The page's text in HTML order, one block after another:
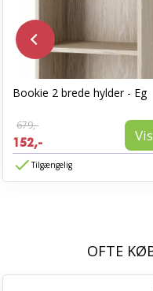
Bookie 2 brede hylder - Eg
679,-
152,- Vis
Tilgængelig
OFTE